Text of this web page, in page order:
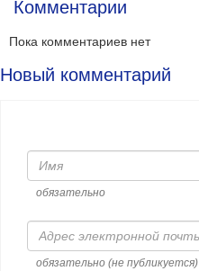
Комментарии
Пока комментариев нет
Новый комментарий
Имя
обязательно
Адрес
электронной
почты
обязательно (не публикуется)